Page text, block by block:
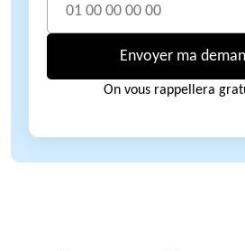
Envoyer ma
On vous rappellera